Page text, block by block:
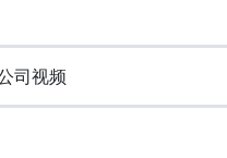
司视频